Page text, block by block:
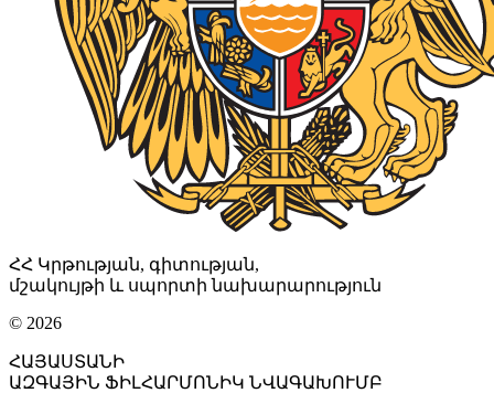
ՀՀ Կրթության, գիտության,
մշակույթի և սպորտի նախարարություն
© 2026
ՀԱՅԱՍՏԱՆԻ
ԱԶԳԱՅԻՆ ՖԻԼՀԱՐՄՈՆԻԿ ՆՎԱԳԱԽՈՒՄԲ